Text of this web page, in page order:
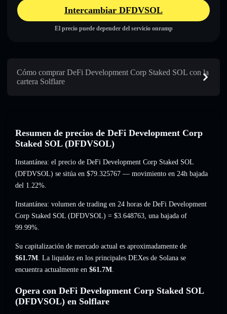
Intercambiar DFDVSOL
El precio puede depender del servicio onramp
Cómo comprar DeFi Development Corp Staked SOL con la
cartera Solflare
Resumen de precios de DeFi Development Corp
Staked SOL (DFDVSOL)
Instantánea: el precio de DeFi Development Corp Staked SOL
(DFDVSOL) se sitúa en $79.325767 — movimiento en 24h bajada
del 1.22%.
Instantánea: volumen de trading en 24 horas de DeFi Development
Corp Staked SOL (DFDVSOL) = $3.648763, una bajada of
99.99%.
Su capitalización de mercado actual es aproximadamente de
$61.7M. La liquidez en los principales DEXes de Solana se
encuentra actualmente en $61.7M.
Opera con DeFi Development Corp Staked SOL
(DFDVSOL) en Solflare